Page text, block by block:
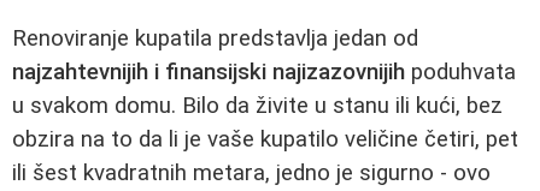
Renoviranje kupatila predstavlja jedan od
najzahtevnijih i finansijski najizazovnijih poduhvata
u svakom domu. Bilo da živite u stanu ili kući, bez
obzira na to da li je vaše kupatilo veličine četiri, pet
ili šest kvadratnih metara, jedno je sigurno - ovo